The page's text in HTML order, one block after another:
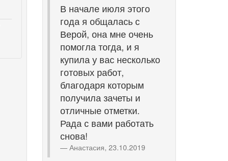
В начале июля этого
года я общалась с
Верой, она мне очень
помогла тогда, и я
купила у вас несколько
готовых работ,
благодаря которым
получила зачеты и
отличные отметки.
Рада с вами работать
снова!
Анастасия, 23.10.2019